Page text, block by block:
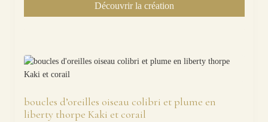
Découvrir la création
boucles d’oreilles oiseau colibri et plume en
liberty thorpe Kaki et corail